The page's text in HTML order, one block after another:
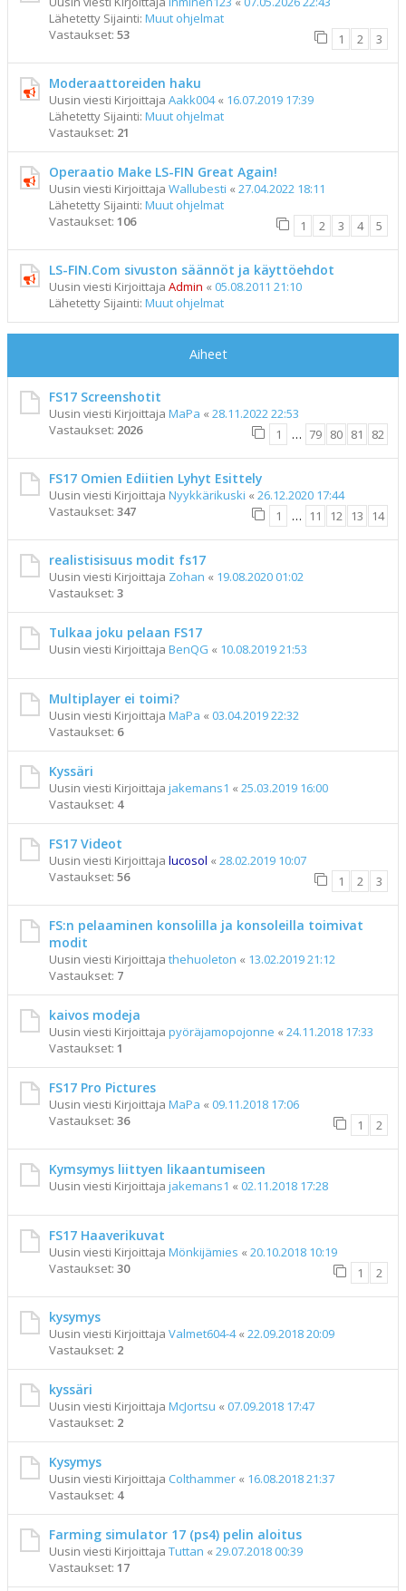
Lähetetty Sijainti: Muut ohjelmat
Vastaukset: 53 1 2 3
Moderaattoreiden haku
Uusin viesti Kirjoittaja Aakk004« 16.07.2019 17:39
Lähetetty Sijainti: Muut ohjelmat
Vastaukset: 21
Operaatio Make LS-FIN Great Again!
Uusin viesti Kirjoittaja Wallubesti « 27.04.2022 18:11
Lähetetty Sijainti: Muut ohjelmat
Vastaukset: 106 1 2 3 4 5
LS-FIN.Com sivuston säännöt ja käyttöehdot
Uusin viesti Kirjoittaja Admin « 05.08.2011 21:10
Lähetetty Sijainti: Muut ohjelmat
Aiheet
FS17 Screenshotit
Uusin viesti Kirjoittaja MaPa « 28.11.2022 22:53
Vastaukset: 2026 1 … 79 80 81 82
FS17 Omien Ediitien Lyhyt Esittely
Uusin viesti Kirjoittaja Nyykkärikuski « 26.12.2020 17:44
Vastaukset: 347 1 … 11 12 13 14
realistisisuus modit fs17
Uusin viesti Kirjoittaja Zohan « 19.08.2020 01:02
Vastaukset: 3
Tulkaa joku pelaan FS17
Uusin viesti Kirjoittaja BenQG « 10.08.2019 21:53
Multiplayer ei toimi?
Uusin viesti Kirjoittaja MaPa « 03.04.2019 22:32
Vastaukset: 6
Kyssäri
Uusin viesti Kirjoittaja jakemans1 « 25.03.2019 16:00
Vastaukset: 4
FS17 Videot
Uusin viesti Kirjoittaja lucosol « 28.02.2019 10:07
Vastaukset: 56 1 2 3
FS:n pelaaminen konsolilla ja konsoleilla toimivat
modit
Uusin viesti Kirjoittaja thehuoleton « 13.02.2019 21:12
Vastaukset: 7
kaivos modeja
Uusin viesti Kirjoittaja pyöräjamopojonne « 24.11.2018 17:33
Vastaukset: 1
FS17 Pro Pictures
Uusin viesti Kirjoittaja MaPa « 09.11.2018 17:06
Vastaukset: 36 1 2
Kymsymys liittyen likaantumiseen
Uusin viesti Kirjoittaja jakemans1 « 02.11.2018 17:28
FS17 Haaverikuvat
Uusin viesti Kirjoittaja Mönkijämies « 20.10.2018 10:19
Vastaukset: 30 1 2
kysymys
Uusin viesti Kirjoittaja Valmet604-4« 22.09.2018 20:09
Vastaukset: 2
kyssäri
Uusin viesti Kirjoittaja McJortsu « 07.09.2018 17:47
Vastaukset: 2
Kysymys
Uusin viesti Kirjoittaja Colthammer « 16.08.2018 21:37
Vastaukset: 4
Farming simulator 17 (ps4) pelin aloitus
Uusin viesti Kirjoittaja Tuttan « 29.07.2018 00:39
Vastaukset: 17